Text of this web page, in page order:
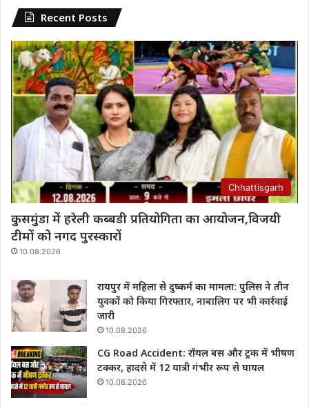
Recent Posts
Chhattisgarh
कुसमुंडा में हरेली कब्बडी प्रतियोगिता का आयोजन,विजयी
टीमों को नगद पुरस्कारों
10.08.2026
रायपुर में महिला से दुष्कर्म का मामला: पुलिस ने तीन
युवकों को किया गिरफ्तार, नाबालिग पर भी कार्रवाई
जारी
10.08.2026
CG Road Accident: रॉयल बस और ट्रक में भीषण
टक्कर, हादसे में 12 यात्री गंभीर रूप से घायल
10.08.2026